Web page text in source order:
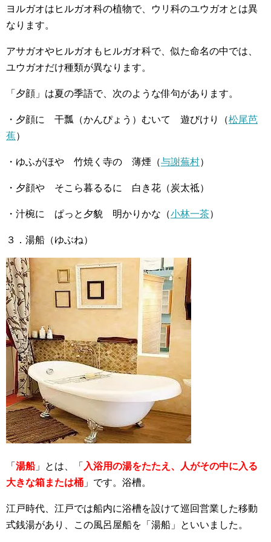
ヨルガオはヒルガオ科の植物で、ウリ科のユウガオとは異
なります。
アサガオやヒルガオもヒルガオ科で、似た命名の中では、
ユウガオだけ種類が異なります。
「夕顔」は夏の季語で、次のような俳句があります。
・夕顔に 干瓢（かんぴょう）むいて 遊びけり（松尾芭
蕉）
・ゆふがほや 竹焼く寺の 薄煙（与謝蕪村）
・夕顔や そこら暮るるに 白き花（炭太祗）
・汁椀に ぱっと夕貌 明かりかな（小林一茶）
３．湯船（ゆぶね）
「 湯船」とは、「 入浴用の湯をたたえ、人がその中に入る
大きな箱または桶 」です。浴槽。
江戸時代、江戸では船内に浴槽を設けて巡回営業した移動
式銭湯があり、この風呂屋船を「湯船」といいました。